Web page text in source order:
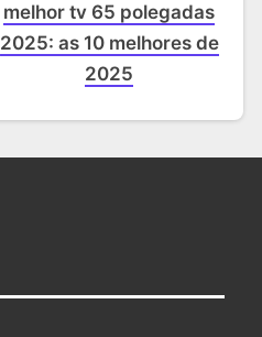
melhor tv 65 polegadas
2025: as 10 melhores de
2025